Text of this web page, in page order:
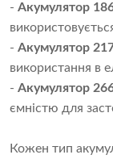
- Акумулятор
- Акумулятор
використання в
- Акумулятор
ємністю для
Кожен тип